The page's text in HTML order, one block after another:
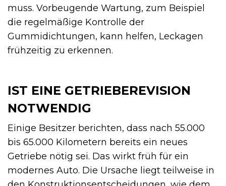
muss. Vorbeugende Wartung, zum Beispiel
die regelmäßige Kontrolle der
Gummidichtungen, kann helfen, Leckagen
frühzeitig zu erkennen.
IST EINE GETRIEBEREVISION
NOTWENDIG
Einige Besitzer berichten, dass nach 55.000
bis 65.000 Kilometern bereits ein neues
Getriebe nötig sei. Das wirkt früh für ein
modernes Auto. Die Ursache liegt teilweise in